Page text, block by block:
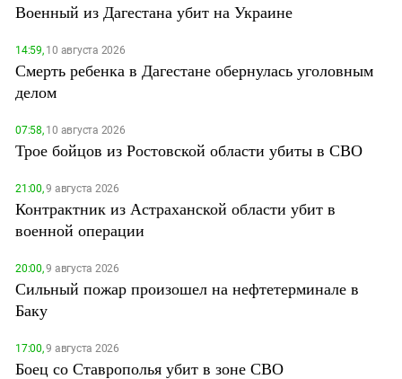
Военный из Дагестана убит на Украине
14:59,10 августа 2026
Смерть ребенка в Дагестане обернулась уголовным
делом
07:58,10 августа 2026
Трое бойцов из Ростовской области убиты в СВО
21:00,9 августа 2026
Контрактник из Астраханской области убит в
военной операции
20:00,9 августа 2026
Сильный пожар произошел на нефтетерминале в
Баку
17:00,9 августа 2026
Боец со Ставрополья убит в зоне СВО